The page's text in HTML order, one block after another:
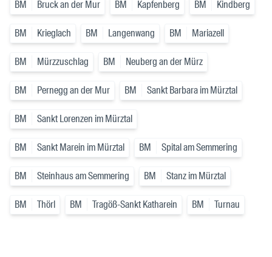
BM Bruck an der Mur BM Kapfenberg BM Kindberg
BM Krieglach BM Langenwang BM Mariazell
BM Mürzzuschlag BM Neuberg an der Mürz
BM Pernegg an der Mur BM Sankt Barbara im Mürztal
BM Sankt Lorenzen im Mürztal
BM Sankt Marein im Mürztal BM Spital am Semmering
BM Steinhaus am Semmering BM Stanz im Mürztal
BM Thörl BM Tragöß-Sankt Katharein BM Turnau